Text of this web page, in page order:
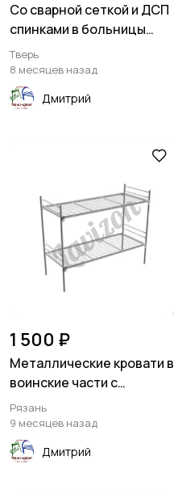
Со сварной сеткой и ДСП
спинками в больницы
кровати металлические
Тверь
8 месяцев назад
Дмитрий
1 500 ₽
Металлические кровати в
воинские части с
доставкой
Рязань
9 месяцев назад
Дмитрий